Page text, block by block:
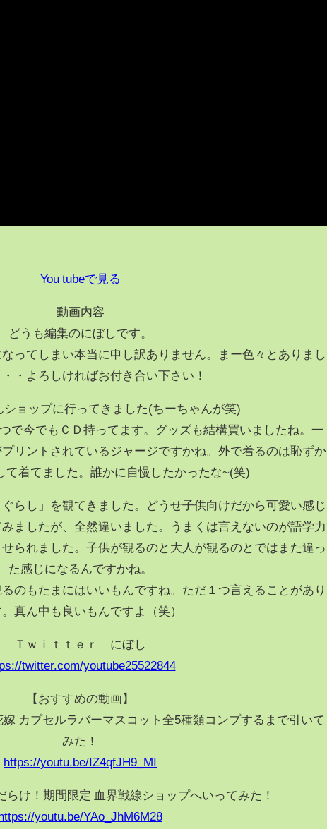
You tubeで見る
動画内容
どうも編集のにぼしです。
ってしまい本当に申し訳ありません。まー色々とありまし
・よろしければお付き合い下さい！
ショップに行ってきました(ちーちゃんが笑)
で今でもＣＤ持ってます。グッズも結構買いましたね。一
リントされているジャージですかね。外で着るのは恥ずか
て着てました。誰かに自慢したかったな~(笑)
らし」を観てきました。どうせ子供向けだから可愛い感じ
ましたが、全然違いました。うまくは言えないのが語学力
られました。子供が観るのと大人が観るのとではまた違っ
た感じになるんですかね。
のもたまにはいいもんですね。ただ１つ言えることがあり
。真ん中も良いもんですよ（笑）
Ｔｗｉｔｔｅｒ にぼし
twitter.com/youtube25522844
【おすすめの動画】
カプセルラバーマスコット全5種類コンプするまで引いて
みた！
https://youtu.be/IZ4qfJH9_MI
け！期間限定 血界戦線ショップへいってみた！
youtu.be/YAo_JhM6M28